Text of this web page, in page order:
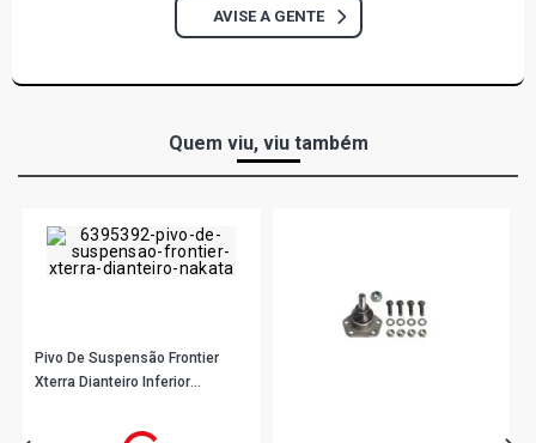
AVISE A GENTE
Quem viu, viu também
Pivo De Suspensão Frontier
Xterra Dianteiro Inferior